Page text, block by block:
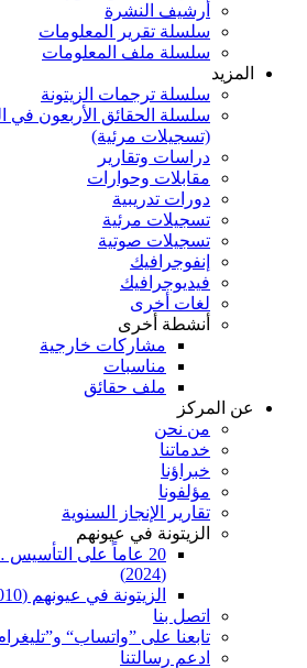
أرشيف النشرة
سلسلة تقرير المعلومات
سلسلة ملف المعلومات
المزيد
سلسلة ترجمات الزيتونة
سلسلة الحقائق الأربعون في
(تسجيلات مرئية)
دراسات وتقارير
مقابلات وحوارات
دورات تدريبية
تسجيلات مرئية
تسجيلات صوتية
إنفوجرافيك
فيديوجرافيك
لغات أخرى
أنشطة أخرى
مشاركات خارجية
مناسبات
ملف حقائق
عن المركز
من نحن
خدماتنا
خبراؤنا
مؤلفونا
تقارير الإنجاز السنوية
الزيتونة في عيونهم
20 عاماً على
(2024)
الزيتونة في عيونهم (2010)
اتصل بنا
تابعنا على ”واتساب“
ادعم رسالتنا